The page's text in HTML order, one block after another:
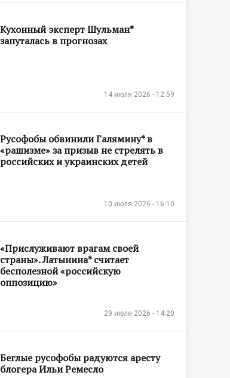
Кухонный эксперт Шульман*
запуталась в прогнозах
14 июля 2026 - 12:59
Русофобы обвинили Галямину* в
«рашизме» за призыв не стрелять в
российских и украинских детей
10 июля 2026 - 16:10
«Прислуживают врагам своей
страны». Латынина* считает
бесполезной «российскую
оппозицию»
29 июля 2026 - 14:20
Беглые русофобы радуются аресту
блогера Ильи Ремесло